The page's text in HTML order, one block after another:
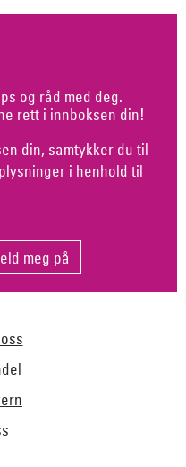
og råd med deg.
rett i innboksen din!
din, samtykker du til
i henhold til